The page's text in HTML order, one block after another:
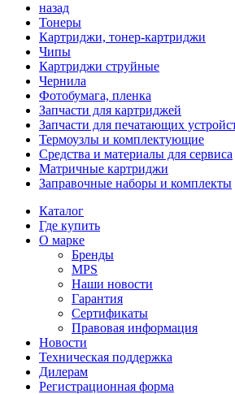
назад
Тонеры
Картриджи, тонер-картриджи
Чипы
Картриджи струйные
Чернила
Фотобумага, пленка
Запчасти для картриджей
Запчасти для печатающих
Термоузлы и комплектующие
Средства и материалы для сервиса
Матричные картриджи
Заправочные наборы и комплекты
Каталог
Где купить
О марке
Бренды
MPS
Наши новости
Гарантия
Сертификаты
Правовая информация
Новости
Техническая поддержка
Дилерам
Регистрационная форма